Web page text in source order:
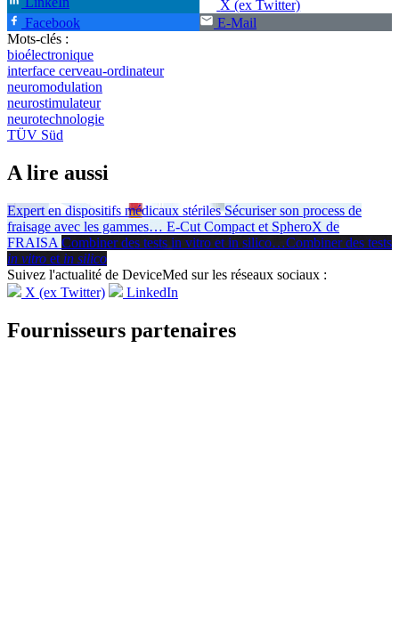
X (ex Twitter)
Facebook
E-Mail
Mots-clés :
bioélectronique
interface cerveau-ordinateur
neuromodulation
neurostimulateur
neurotechnologie
TÜV Süd
A lire aussi
Expert en dispositifs médicaux stériles Sécuriser son process de
fraisage avec les gammes… E-Cut Compact et SpheroX de
FRAISA Combiner des tests in vitro et in silico…Combiner des tests
in vitro et in silico
Suivez l'actualité de DeviceMed sur les réseaux sociaux :
X (ex Twitter)
LinkedIn
Fournisseurs partenaires